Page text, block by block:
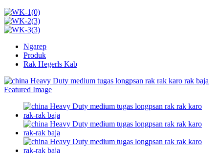
Ngarep
Produk
Rak Hegerls Kab